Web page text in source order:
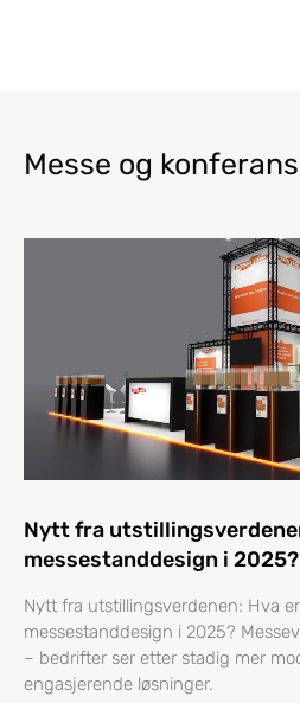
Messe og
Nytt fra
messestanddesign i 2025?
Nytt fra utstillingsverdenen: Hva
messestanddesign i 2025?
– bedrifter ser etter stadig mer
engasjerende løsninger.